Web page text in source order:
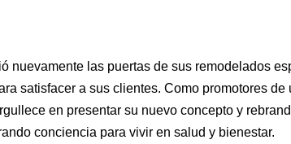
nuevamente las puertas de sus remodelados
satisfacer a sus clientes. Como promotores
en presentar su nuevo concepto y
conciencia para vivir en salud y bienestar.